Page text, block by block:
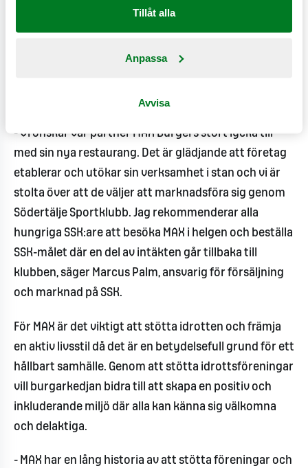
Tillåt alla
Anpassa
Avvisa
säger Anders Jeansson, Försäljnings- och
SSK är representerat genom sportchef Dragan
- Vi önskar vår partner MAX Burgers stort lycka till
med sin nya restaurang. Det är glädjande att företag
etablerar och utökar sin verksamhet i stan och vi är
stolta över att de väljer att marknadsföra sig genom
Södertälje Sportklubb. Jag rekommenderar alla
hungriga SSK:are att besöka MAX i helgen och beställa
SSK-målet där en del av intäkten går tillbaka till
klubben, säger Marcus Palm, ansvarig för försäljning
och marknad på SSK.
För MAX är det viktigt att stötta idrotten och främja
en aktiv livsstil då det är en betydelsefull grund för ett
hållbart samhälle. Genom att stötta idrottsföreningar
vill burgarkedjan bidra till att skapa en positiv och
inkluderande miljö där alla kan känna sig välkomna
och delaktiga.
- MAX har en lång historia av att stötta föreningar och